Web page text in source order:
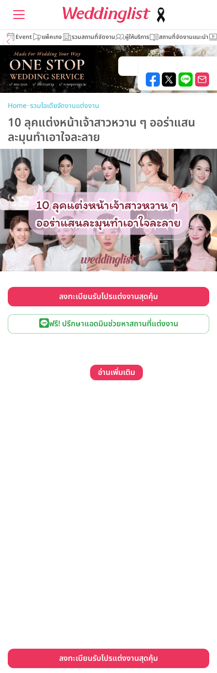
Event แพ็คเกจ รวมสถานที่จัดงาน ผู้ให้บริการ สถานที่จัดงานแนะนำ
Home–รวมไอเดียจัดงานแต่งงาน
10 ลุคแต่งหน้าเจ้าสาวหวาน ๆ ออร่าแสน
ละมุนทำเอาใจละลาย
ลงทะเบียนรับโปรแต่งงานสุดคุ้ม
ฟรี! ปรึกษาแอดมินช่วยหาสถานที่แต่งงาน
อ่านเพิ่มเติม
ลงทะเบียนรับโปรแต่งงานสุดคุ้ม